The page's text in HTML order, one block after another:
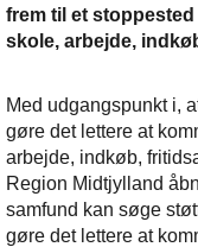
frem til et
skole, arbejde,
Med udgangspunkt i,
gøre det lettere at
arbejde, indkøb,
Region Midtjylland
samfund kan søge
gøre det lettere at